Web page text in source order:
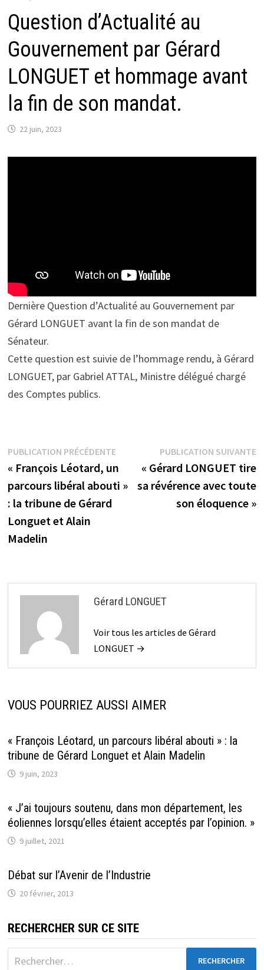
Question d’Actualité au
Gouvernement par Gérard
LONGUET et hommage avant
la fin de son mandat.
22 juin, 2023
Dernière Question d’Actualité au Gouvernement par
Gérard LONGUET avant la fin de son mandat de
Sénateur.
Cette question est suivie de l’hommage rendu, à Gérard
LONGUET, par Gabriel ATTAL, Ministre délégué chargé
des Comptes publics.
Navigation
de
l’article
PUBLICATION PRÉCÉDENTEPublication
précédente :
« François Léotard, un
parcours libéral abouti »
: la tribune de Gérard
Longuet et Alain
Madelin
PUBLICATION SUIVANTE
« Gérard LONGUET tire
sa révérence avec toute
son éloquence »
Gérard LONGUET
Voir tous les articles de Gérard
LONGUET →
VOUS POURRIEZ AUSSI AIMER
« François Léotard, un parcours libéral abouti » : la
tribune de Gérard Longuet et Alain Madelin
9 juin, 2023
« J’ai toujours soutenu, dans mon département, les
éoliennes lorsqu’elles étaient acceptés par l’opinion. »
9 juillet, 2021
Débat sur l’Avenir de l’Industrie
20 février, 2013
RECHERCHER SUR CE SITE
Rechercher :